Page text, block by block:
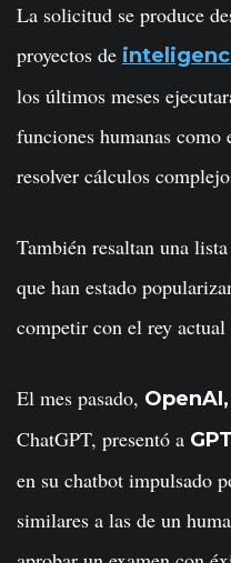
La solicitud se produce
proyectos de
los últimos meses
funciones humanas
resolver cálculos
También resaltan una
que han estado
competir con el rey
El mes pasado, OpenAI,
ChatGPT, presentó a
en su chatbot impulsado
similares a las de un